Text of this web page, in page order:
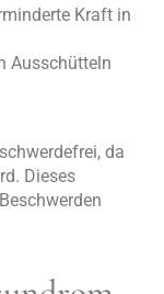
Kraft in
Ausschütteln
da
Dieses